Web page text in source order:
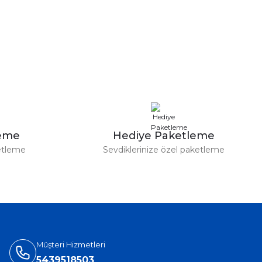
Hediye Paketleme
Sevdiklerinize özel paketleme
Müşteri Hizmetleri
5439518503